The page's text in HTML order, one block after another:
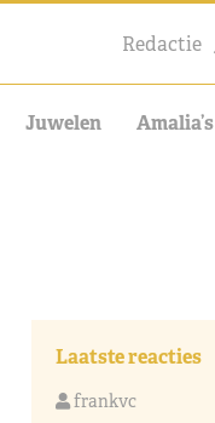
Redactie
Juwelen
Laatste reacties
frankvc